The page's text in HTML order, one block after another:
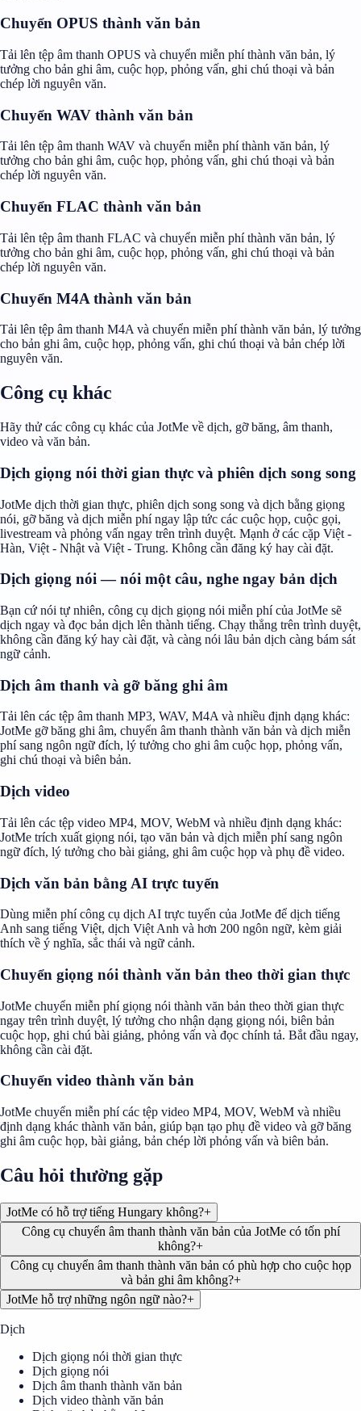
Chuyển OPUS thành văn bản
Tải lên tệp âm thanh OPUS và chuyển miễn phí thành văn bản, lý
tưởng cho bản ghi âm, cuộc họp, phỏng vấn, ghi chú thoại và bản
chép lời nguyên văn.
Chuyển WAV thành văn bản
Tải lên tệp âm thanh WAV và chuyển miễn phí thành văn bản, lý
tưởng cho bản ghi âm, cuộc họp, phỏng vấn, ghi chú thoại và bản
chép lời nguyên văn.
Chuyển FLAC thành văn bản
Tải lên tệp âm thanh FLAC và chuyển miễn phí thành văn bản, lý
tưởng cho bản ghi âm, cuộc họp, phỏng vấn, ghi chú thoại và bản
chép lời nguyên văn.
Chuyển M4A thành văn bản
Tải lên tệp âm thanh M4A và chuyển miễn phí thành văn bản, lý tưởng
cho bản ghi âm, cuộc họp, phỏng vấn, ghi chú thoại và bản chép lời
nguyên văn.
Công cụ khác
Hãy thử các công cụ khác của JotMe về dịch, gỡ băng, âm thanh,
video và văn bản.
Dịch giọng nói thời gian thực và phiên dịch song song
JotMe dịch thời gian thực, phiên dịch song song và dịch bằng giọng
nói, gỡ băng và dịch miễn phí ngay lập tức các cuộc họp, cuộc gọi,
livestream và phỏng vấn ngay trên trình duyệt. Mạnh ở các cặp Việt -
Hàn, Việt - Nhật và Việt - Trung. Không cần đăng ký hay cài đặt.
Dịch giọng nói — nói một câu, nghe ngay bản dịch
Bạn cứ nói tự nhiên, công cụ dịch giọng nói miễn phí của JotMe sẽ
dịch ngay và đọc bản dịch lên thành tiếng. Chạy thẳng trên trình duyệt,
không cần đăng ký hay cài đặt, và càng nói lâu bản dịch càng bám sát
ngữ cảnh.
Dịch âm thanh và gỡ băng ghi âm
Tải lên các tệp âm thanh MP3, WAV, M4A và nhiều định dạng khác:
JotMe gỡ băng ghi âm, chuyển âm thanh thành văn bản và dịch miễn
phí sang ngôn ngữ đích, lý tưởng cho ghi âm cuộc họp, phỏng vấn,
ghi chú thoại và biên bản.
Dịch video
Tải lên các tệp video MP4, MOV, WebM và nhiều định dạng khác:
JotMe trích xuất giọng nói, tạo văn bản và dịch miễn phí sang ngôn
ngữ đích, lý tưởng cho bài giảng, ghi âm cuộc họp và phụ đề video.
Dịch văn bản bằng AI trực tuyến
Dùng miễn phí công cụ dịch AI trực tuyến của JotMe để dịch tiếng
Anh sang tiếng Việt, dịch Việt Anh và hơn 200 ngôn ngữ, kèm giải
thích về ý nghĩa, sắc thái và ngữ cảnh.
Chuyển giọng nói thành văn bản theo thời gian thực
JotMe chuyển miễn phí giọng nói thành văn bản theo thời gian thực
ngay trên trình duyệt, lý tưởng cho nhận dạng giọng nói, biên bản
cuộc họp, ghi chú bài giảng, phỏng vấn và đọc chính tả. Bắt đầu ngay,
không cần cài đặt.
Chuyển video thành văn bản
JotMe chuyển miễn phí các tệp video MP4, MOV, WebM và nhiều
định dạng khác thành văn bản, giúp bạn tạo phụ đề video và gỡ băng
ghi âm cuộc họp, bài giảng, bản chép lời phỏng vấn và biên bản.
Câu hỏi thường gặp
JotMe có hỗ trợ tiếng Hungary không?+
Công cụ chuyển âm thanh thành văn bản của JotMe có tốn phí
không?+
Công cụ chuyển âm thanh thành văn bản có phù hợp cho cuộc họp
và bản ghi âm không?+
JotMe hỗ trợ những ngôn ngữ nào?+
Dịch
Dịch giọng nói thời gian thực
Dịch giọng nói
Dịch âm thanh thành văn bản
Dịch video thành văn bản